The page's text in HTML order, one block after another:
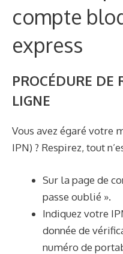
compte
express
PROCÉDURE DE
LIGNE
Vous avez égaré votre
IPN) ? Respirez, tout
Sur la page de
passe oublié ».
Indiquez votre
donnée de
numéro de